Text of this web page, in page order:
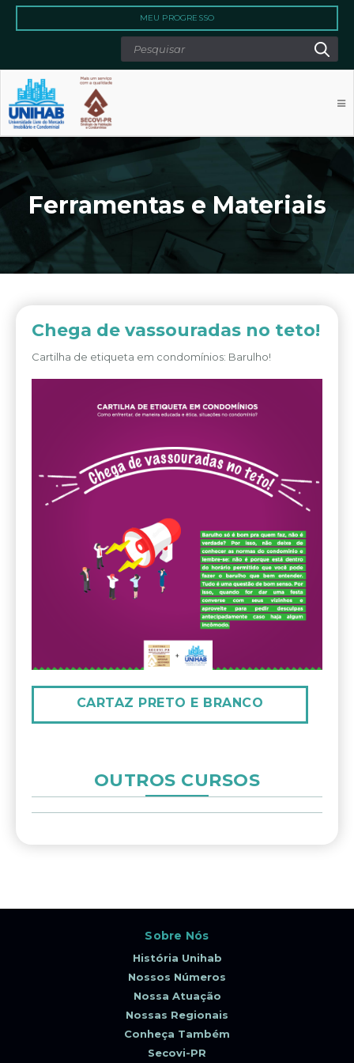
MEU PROGRESSO
Search
Ferramentas e Materiais
Chega de vassouradas no teto!
Cartilha de etiqueta em condomínios: Barulho!
CARTAZ PRETO E BRANCO
OUTROS CURSOS
Sobre Nós
História Unihab
Nossos Números
Nossa Atuação
Nossas Regionais
Conheça Também
Secovi-PR